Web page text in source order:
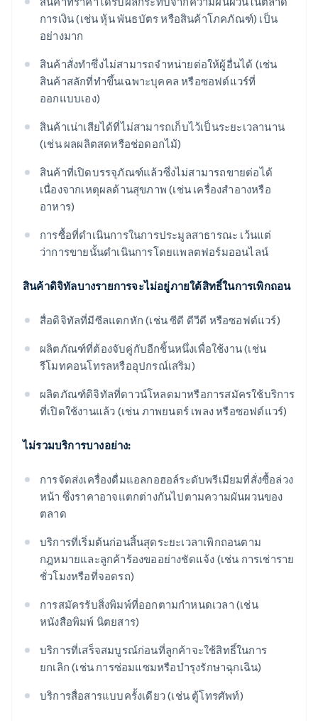
การเงิน (เช่น หุ้น พันธบัตร หรือสินค้าโภคภัณฑ์) เป็น
อย่างมาก
สินค้าสั่งทำซึ่งไม่สามารถจําหน่ายต่อให้ผู้อื่นได้ (เช่น
สินค้าสลักที่ทำขึ้นเฉพาะบุคคล หรือซอฟต์แวร์ที่
ออกแบบเอง)
สินค้าเน่าเสียได้ที่ไม่สามารถเก็บไว้เป็นระยะเวลานาน
(เช่น ผลผลิตสดหรือช่อดอกไม้)
สินค้าที่เปิดบรรจุภัณฑ์แล้วซึ่งไม่สามารถขายต่อได้
เนื่องจากเหตุผลด้านสุขภาพ (เช่น เครื่องสําอางหรือ
อาหาร)
การซื้อที่ดําเนินการในการประมูลสาธารณะ เว้นแต่
ว่าการขายนั้นดําเนินการโดยแพลตฟอร์มออนไลน์
สินค้าดิจิทัลบางรายการจะไม่อยู่ภายใต้สิทธิ์ในการเพิกถอน
สื่อดิจิทัลที่มีซีลแตกหัก (เช่น ซีดี ดีวีดี หรือซอฟต์แวร์)
ผลิตภัณฑ์ที่ต้องจับคู่กับอีกชิ้นหนึ่งเพื่อใช้งาน (เช่น
รีโมทคอนโทรลหรืออุปกรณ์เสริม)
ผลิตภัณฑ์ดิจิทัลที่ดาวน์โหลดมาหรือการสมัครใช้บริการ
ที่เปิดใช้งานแล้ว (เช่น ภาพยนตร์ เพลง หรือซอฟต์แวร์)
ไม่รวมบริการบางอย่าง:
การจัดส่งเครื่องดื่มแอลกอฮอล์ระดับพรีเมียมที่สั่งซื้อล่วง
หน้า ซึ่งราคาอาจแตกต่างกันไปตามความผันผวนของ
ตลาด
บริการที่เริ่มต้นก่อนสิ้นสุดระยะเวลาเพิกถอนตาม
กฎหมายและลูกค้าร้องขออย่างชัดแจ้ง (เช่น การเช่าราย
ชั่วโมงหรือที่จอดรถ)
การสมัครรับสิ่งพิมพ์ที่ออกตามกำหนดเวลา (เช่น
หนังสือพิมพ์ นิตยสาร)
บริการที่เสร็จสมบูรณ์ก่อนที่ลูกค้าจะใช้สิทธิ์ในการ
ยกเลิก (เช่น การซ่อมแซมหรือบํารุงรักษาฉุกเฉิน)
บริการสื่อสารแบบครั้งเดียว (เช่น ตู้โทรศัพท์)